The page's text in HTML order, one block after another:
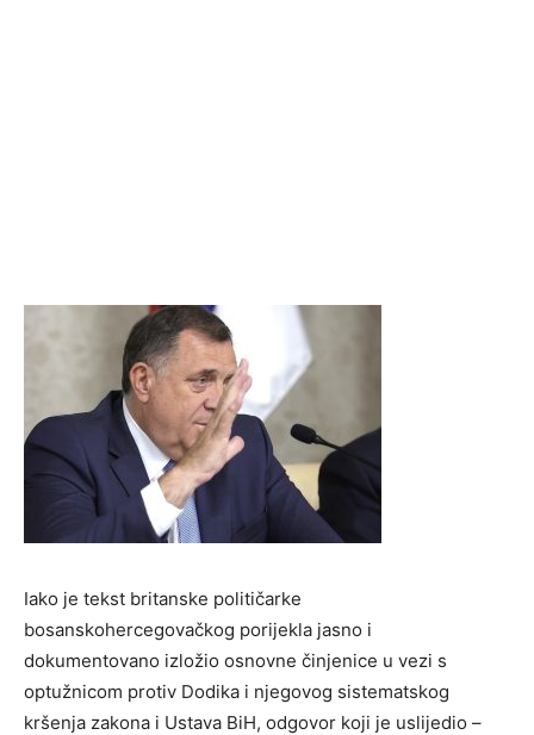
Iako je tekst britanske političarke
bosanskohercegovačkog porijekla jasno i
dokumentovano izložio osnovne činjenice u vezi s
optužnicom protiv Dodika i njegovog sistematskog
kršenja zakona i Ustava BiH, odgovor koji je uslijedio –